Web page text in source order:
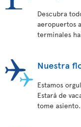
Descubra
aeropuertos
terminales
Nuestra
Estamos
Estará de
tome asiento.